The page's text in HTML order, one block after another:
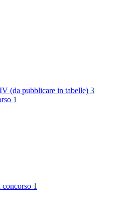
(da pubblicare in tabelle) 3
1
1